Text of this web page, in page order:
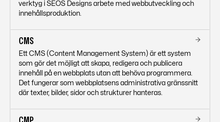
verktyg i SEOS Designs arbete med webbutveckling och
innehållsproduktion.
CMS
Ett CMS (Content Management System) är ett system
som gör det möjligt att skapa, redigera och publicera
innehåll på en webbplats utan att behöva programmera.
Det fungerar som webbplatsens administrativa gränssnitt
där texter, bilder, sidor och strukturer hanteras.